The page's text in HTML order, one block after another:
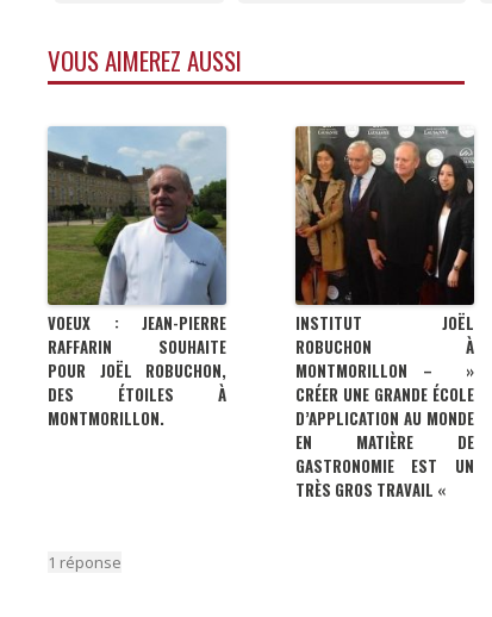
VOUS AIMEREZ AUSSI
VOEUX : JEAN-PIERRE
RAFFARIN SOUHAITE
POUR JOËL ROBUCHON,
DES ÉTOILES À
MONTMORILLON.
INSTITUT JOËL
ROBUCHON À
MONTMORILLON – »
CRÉER UNE GRANDE ÉCOLE
D’APPLICATION AU MONDE
EN MATIÈRE DE
GASTRONOMIE EST UN
TRÈS GROS TRAVAIL «
1 réponse